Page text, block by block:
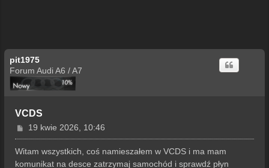
pit1975
Forum Audi A6 / A7
VCDS
P
o
s
19 kwie 2026, 10:46
Witam wszystkich, coś namieszałem w VCDS i ma mam
komunikat na desce zatrzymaj samochód i sprawdź płyn